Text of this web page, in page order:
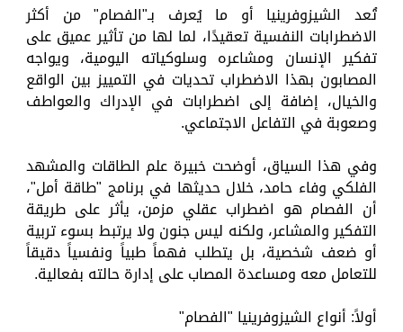
تُعد الشيزوفرينيا أو ما يُعرف بـ"الفصام" من أكثر
الاضطرابات النفسية تعقيدًا، لما لها من تأثير عميق على
تفكير الإنسان ومشاعره وسلوكياته اليومية، ويواجه
المصابون بهذا الاضطراب تحديات في التمييز بين الواقع
والخيال، إضافة إلى اضطرابات في الإدراك والعواطف
وصعوبة في التفاعل الاجتماعي.
وفي هذا السياق، أوضحت خبيرة علم الطاقات والمشهد
الفلكي وفاء حامد، خلال حديثها في برنامج "طاقة أمل"،
أن الفصام هو اضطراب عقلي مزمن، يأثر على طريقة
التفكير والمشاعر، ولكنه ليس جنون ولا يرتبط بسوء تربية
أو ضعف شخصية، بل يتطلب فهماً طبياً ونفسياً دقيقاً
للتعامل معه ومساعدة المصاب على إدارة حالته بفعالية.
أولاً: أنواع الشيزوفرينيا "الفصام"